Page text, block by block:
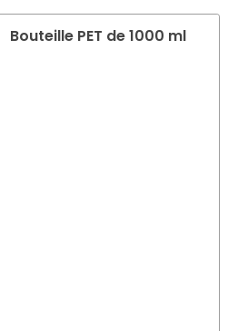
Bouteille PET de 1000 ml